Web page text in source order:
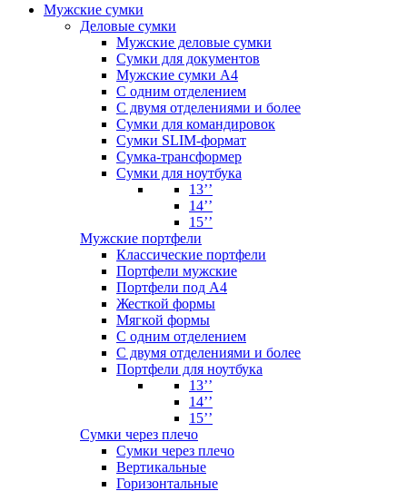
Мужские сумки
Деловые сумки
Мужские деловые сумки
Сумки для документов
Мужские сумки А4
С одним отделением
С двумя отделениями и более
Сумки для командировок
Сумки SLIM-формат
Сумка-трансформер
Сумки для ноутбука
13’’
14’’
15’’
Мужские портфели
Классические портфели
Портфели мужские
Портфели под А4
Жесткой формы
Мягкой формы
С одним отделением
С двумя отделениями и более
Портфели для ноутбука
13’’
14’’
15’’
Сумки через плечо
Сумки через плечо
Вертикальные
Горизонтальные